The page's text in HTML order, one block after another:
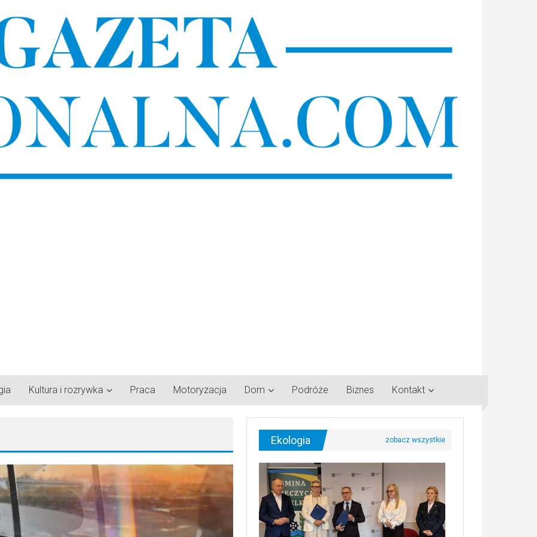
Kultura i rozrywka Praca Motoryzacja Dom Podróże Biznes Kontakt
Ekologia